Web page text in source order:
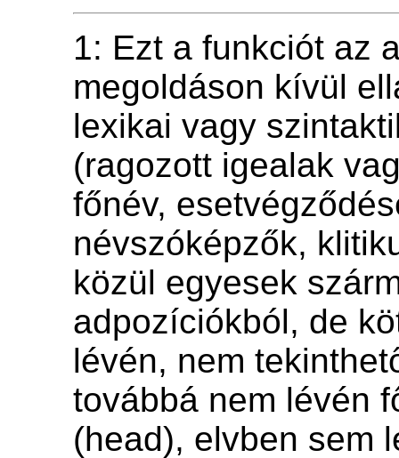
1: Ezt a funkciót az
megoldáson kívül
lexikai vagy
(ragozott igealak
főnév,
névszóképzők,
közül egyesek
adpozíciókból, de
lévén, nem
továbbá nem lévén
(head), elvben sem